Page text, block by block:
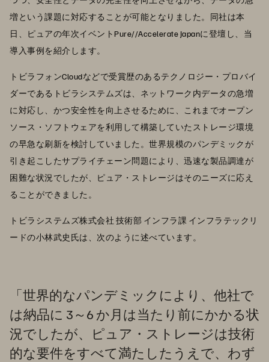
増という課題に対応することが可能となりました。同社は本
日、ピュアの年次イベントPure//Accelerate Japanに登壇し、当
導入事例を紹介します。
トビラフォンCloudなどで受賞歴のあるテクノロジー・プロバイ
ダーであるトビラシステムズは、ネットワーク内データの急増
に対応し、かつ安全性を向上させるために、これまでオープン
ソース・ソフトウェアを利用して構築していたストレージ環境
の早急な刷新を検討していました。世界規模のパンデミックが
引き起こしたサプライチェーン問題により、迅速な製品調達が
困難な状況でしたが、ピュア・ストレージはそのニーズに応え
ることができました。
トビラシステムズ株式会社 技術部 インフラ課 インフラテックリ
ードの小林武史氏は、次のように述べています。
「世界的なパンデミックにより、他社で
は納品に 3～6 か月は当たり前にかかる状
況でしたが、ピュア・ストレージは技術
的な要件をすべて満たしたうえで、わず